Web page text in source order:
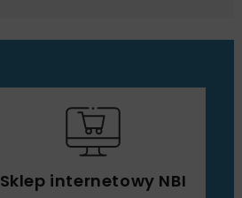
Sklep internetowy NBI